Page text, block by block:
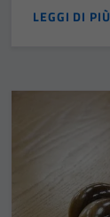
LEGGI DI PIÙ